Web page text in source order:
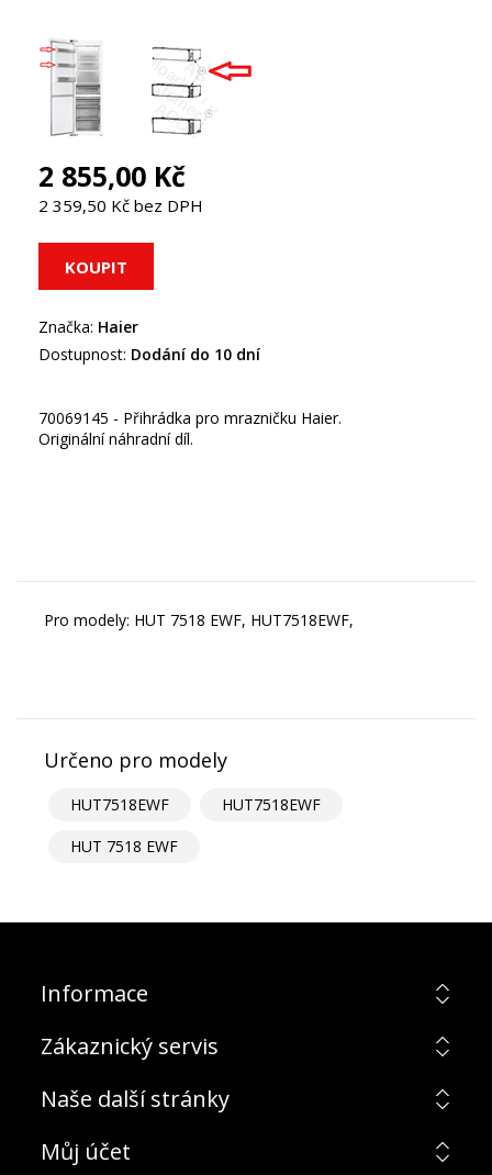
2 855,00 Kč
2 359,50 Kč bez DPH
Značka: Haier
Dostupnost: Dodání do 10 dní
70069145 - Přihrádka pro mrazničku Haier.
Originální náhradní díl.
Pro modely: HUT 7518 EWF, HUT7518EWF,
Určeno pro modely
HUT7518EWF
HUT7518EWF
HUT 7518 EWF
Informace
Zákaznický servis
Naše další stránky
Můj účet